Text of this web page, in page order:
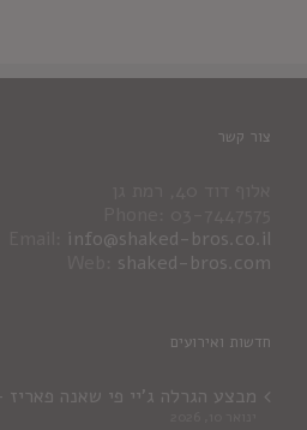
צור קשר
info@shaked-bros.co.il
shaked-bros.com
חדשות ואירועים
מבצע הגרלה ג'יי פי שאנה פאריז